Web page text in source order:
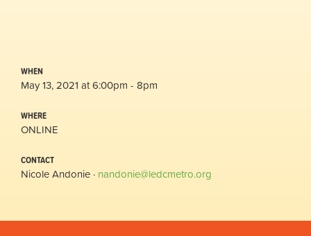
WHEN
May 13, 2021 at 6:00pm - 8pm
WHERE
ONLINE
CONTACT
Nicole Andonie · nandonie@ledcmetro.org